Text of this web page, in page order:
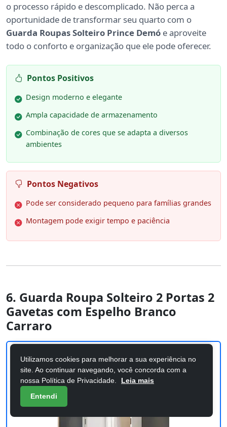
o processo rápido e descomplicado. Não perca a
oportunidade de transformar seu quarto com o
Guarda Roupas Solteiro Prince Demó e aproveite
todo o conforto e organização que ele pode oferecer.
Pontos Positivos
Design moderno e elegante
Ampla capacidade de armazenamento
Combinação de cores que se adapta a diversos
ambientes
Pontos Negativos
Pode ser considerado pequeno para famílias grandes
Montagem pode exigir tempo e paciência
6. Guarda Roupa Solteiro 2 Portas 2
Gavetas com Espelho Branco
Carraro
Utilizamos cookies para melhorar a sua experiência no
site. Ao continuar navegando, você concorda com a
nossa Política de Privacidade.
Leia mais
Entendi